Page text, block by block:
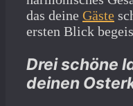
das deine Gäste
ersten Blick
Drei schöne
deinen